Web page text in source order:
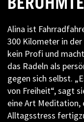
Alina ist
300 Kilometer in
kein Profi und
das Radeln als
gegen sich selbst.
von Freiheit“, sagt
eine Art Meditation,
Alltagsstress